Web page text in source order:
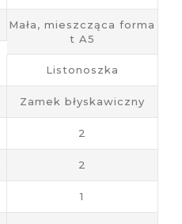
Mała, mieszcząca forma
t A5
Listonoszka
Zamek błyskawiczny
2
2
1